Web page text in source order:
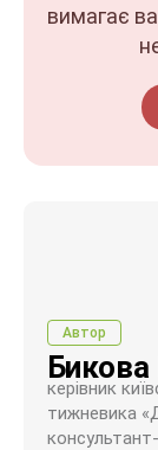
вимагає
Автор
Бикова
керівник
тижневика